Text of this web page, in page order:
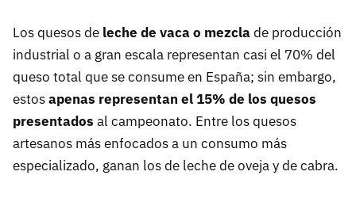
Los quesos de leche de vaca o mezclade producción
industrial o a gran escala representan casi el 70% del
queso total que se consume en España; sin embargo,
estosapenas representan el 15% de los quesos
presentados al campeonato. Entre los quesos
artesanos más enfocados a un consumo más
especializado, ganan los de leche de oveja y de cabra.